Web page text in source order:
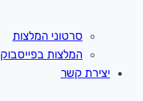
סרטוני המלצות
המלצות בפייסבוק
יצירת קשר